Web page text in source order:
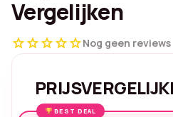
Vergelijken
starstarstarstarstarNog geen reviews
BEST DEAL